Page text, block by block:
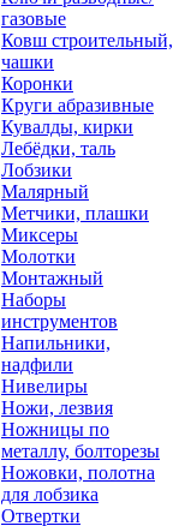
газовые
Ковш строительный,
чашки
Коронки
Круги абразивные
Кувалды, кирки
Лебёдки, таль
Лобзики
Малярный
Метчики, плашки
Миксеры
Молотки
Монтажный
Наборы
инструментов
Напильники,
надфили
Нивелиры
Ножи, лезвия
Ножницы по
металлу, болторезы
Ножовки, полотна
для лобзика
Отвертки